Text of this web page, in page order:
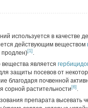
используется в качестве
действующим веществом
продлен)[1] .
является
защиты посевов от
благодаря почвенной
сорной растительности [6] .
препарата высевать